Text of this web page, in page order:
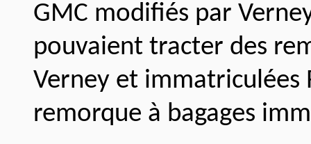
GMC modifiés par
pouvaient tracter des
Verney et immatriculées
remorque à bagages